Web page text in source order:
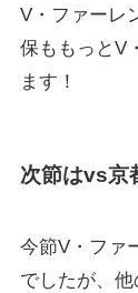
V・ファーレ
保ももっとV
ます！
次節はvs京
今節V・ファ
でしたが、